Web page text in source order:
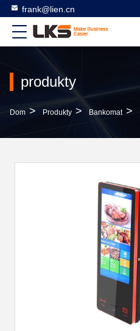
frank@lien.cn
produkty
Dom > Produkty > Bankomat >